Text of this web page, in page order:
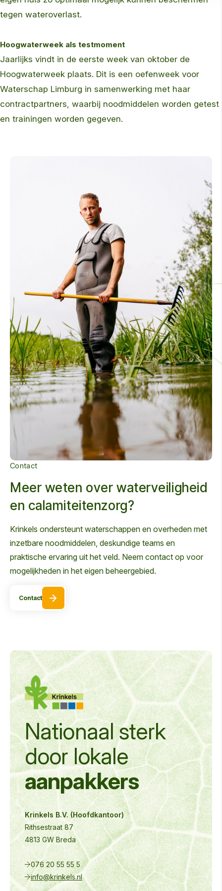
tegen wateroverlast.
Hoogwaterweek als testmoment
Jaarlijks vindt in de eerste week van oktober de
Hoogwaterweek plaats. Dit is een oefenweek voor
Waterschap Limburg in samenwerking met haar
contractpartners, waarbij noodmiddelen worden getest
en trainingen worden gegeven.
Contact
Meer weten over waterveiligheid
en calamiteitenzorg?
Krinkels ondersteunt waterschappen en overheden met
inzetbare noodmiddelen, deskundige teams en
praktische ervaring uit het veld. Neem contact op voor
mogelijkheden in het eigen beheergebied.
Contact
Nationaal sterk
doorlokale
aanpakkers
Krinkels B.V. (Hoofdkantoor)
Rithsestraat 87
4813 GW Breda
076 20 55 55 5
info@krinkels.nl